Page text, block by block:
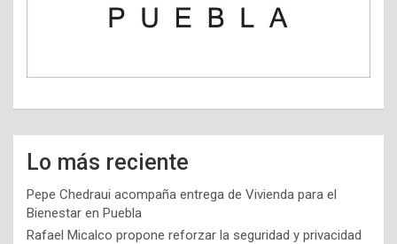
Lo más reciente
Pepe Chedraui acompaña entrega de Vivienda para el
Bienestar en Puebla
Rafael Micalco propone reforzar la seguridad y privacidad